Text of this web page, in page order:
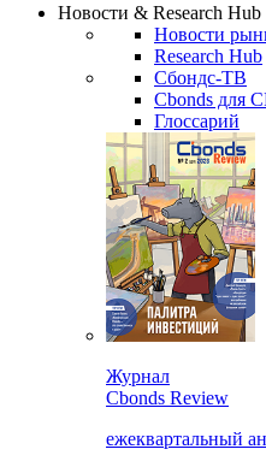
Новости & Research Hub
Новости
Research Hub
Сбондс-ТВ
Cbonds для
Глоссарий
Журнал
Cbonds Review
ежеквартальный